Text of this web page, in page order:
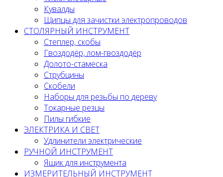
Кувалды
Щипцы для зачистки электропроводов
СТОЛЯРНЫЙ ИНСТРУМЕНТ
Степлер, скобы
Гвоздодёр, лом-гвоздодёр
Долото-стамеска
Струбцины
Скобели
Наборы для резьбы по дереву
Токарные резцы
Пилы гибкие
ЭЛЕКТРИКА И СВЕТ
Удлинители электрические
РУЧНОЙ ИНСТРУМЕНТ
Ящик для инструмента
ИЗМЕРИТЕЛЬНЫЙ ИНСТРУМЕНТ